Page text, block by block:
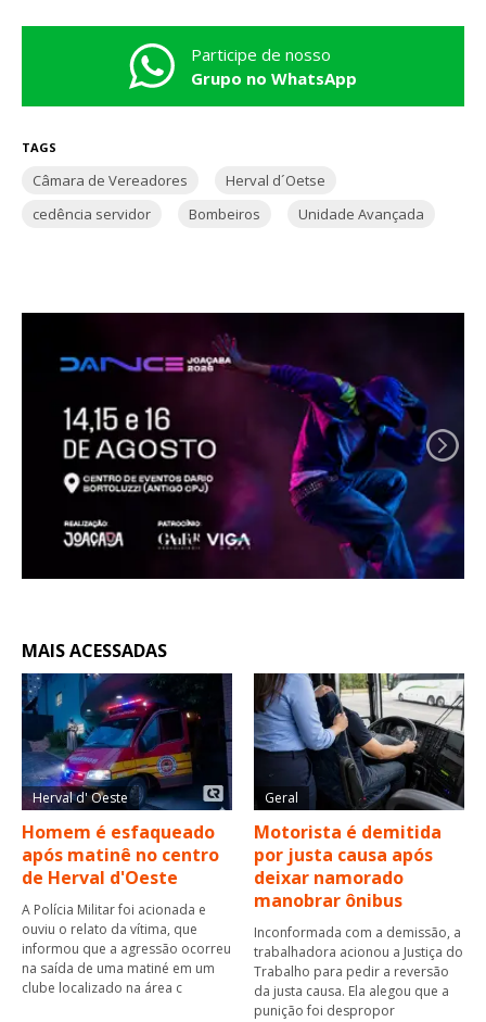
Participe de nosso
Grupo no WhatsApp
TAGS
Câmara de Vereadores
Herval d´Oetse
cedência servidor
Bombeiros Unidade Avançada
MAIS ACESSADAS
Herval d' Oeste
Homem é esfaqueado
após matinê no centro
de Herval d'Oeste
A Polícia Militar foi acionada e
ouviu o relato da vítima, que
informou que a agressão ocorreu
na saída de uma matiné em um
clube localizado na área c
Geral
Motorista é demitida
por justa causa após
deixar namorado
manobrar ônibus
Inconformada com a demissão, a
trabalhadora acionou a Justiça do
Trabalho para pedir a reversão
da justa causa. Ela alegou que a
punição foi despropor